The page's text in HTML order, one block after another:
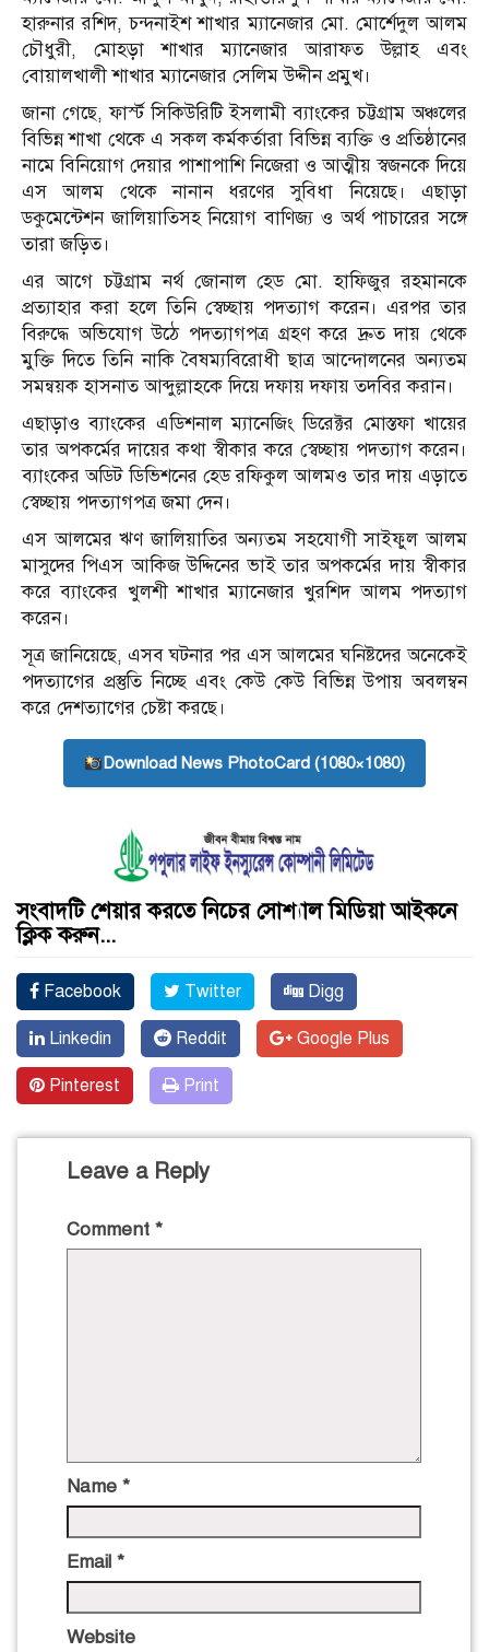
হারুনার রশিদ, চন্দনাইশ শাখার ম্যানেজার মো. মোর্শেদুল আলম
চৌধুরী, মোহড়া শাখার ম্যানেজার আরাফত উল্লাহ এবং
বোয়ালখালী শাখার ম্যানেজার সেলিম উদ্দীন প্রমুখ।
জানা গেছে, ফার্স্ট সিকিউরিটি ইসলামী ব্যাংকের চট্টগ্রাম অঞ্চলের
বিভিন্ন শাখা থেকে এ সকল কর্মকর্তারা বিভিন্ন ব্যক্তি ও প্রতিষ্ঠানের
নামে বিনিয়োগ দেয়ার পাশাপাশি নিজেরা ও আত্মীয় স্বজনকে দিয়ে
এস আলম থেকে নানান ধরণের সুবিধা নিয়েছে। এছাড়া
ডকুমেন্টেশন জালিয়াতিসহ নিয়োগ বাণিজ্য ও অর্থ পাচারের সঙ্গে
তারা জড়িত।
এর আগে চট্টগ্রাম নর্থ জোনাল হেড মো. হাফিজুর রহমানকে
প্রত্যাহার করা হলে তিনি স্বেচ্ছায় পদত্যাগ করেন। এরপর তার
বিরুদ্ধে অভিযোগ উঠে পদত্যাগপত্র গ্রহণ করে দ্রুত দায় থেকে
মুক্তি দিতে তিনি নাকি বৈষম্যবিরোধী ছাত্র আন্দোলনের অন্যতম
সমন্বয়ক হাসনাত আব্দুল্লাহকে দিয়ে দফায় দফায় তদবির করান।
এছাড়াও ব্যাংকের এডিশনাল ম্যানেজিং ডিরেক্টর মোস্তফা খায়ের
তার অপকর্মের দায়ের কথা স্বীকার করে স্বেচ্ছায় পদত্যাগ করেন।
ব্যাংকের অডিট ডিভিশনের হেড রফিকুল আলমও তার দায় এড়াতে
স্বেচ্ছায় পদত্যাগপত্র জমা দেন।
এস আলমের ঋণ জালিয়াতির অন্যতম সহযোগী সাইফুল আলম
মাসুদের পিএস আকিজ উদ্দিনের ভাই তার অপকর্মের দায় স্বীকার
করে ব্যাংকের খুলশী শাখার ম্যানেজার খুরশিদ আলম পদত্যাগ
করেন।
সূত্র জানিয়েছে, এসব ঘটনার পর এস আলমের ঘনিষ্টদের অনেকেই
পদত্যাগের প্রস্তুতি নিচ্ছে এবং কেউ কেউ বিভিন্ন উপায় অবলম্বন
করে দেশত্যাগের চেষ্টা করছে।
Download News PhotoCard (1080×1080)
সংবাদটি শেয়ার করতে নিচের সোশ্যাল মিডিয়া আইকনে
ক্লিক করুন...
Facebook Twitter Digg
Linkedin Reddit Google Plus
Pinterest Print
Leave a Reply
Comment *
Name *
Email *
Website